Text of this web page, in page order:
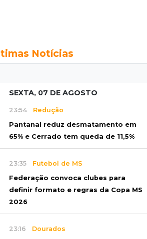
Notícias
SEXTA, 07 DE AGOSTO
23:54 Redução
Pantanal reduz desmatamento em
65% e Cerrado tem queda de 11,5%
23:35 Futebol de MS
Federação convoca clubes para
definir formato e regras da Copa MS
2026
23:16 Dourados